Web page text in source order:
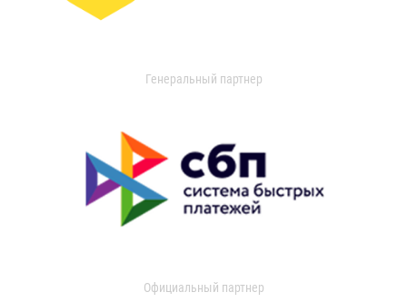
Генеральный партнер
Официальный партнер